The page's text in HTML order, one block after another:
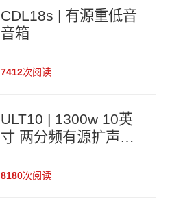
CDL18s | 有源重低音
音箱
7412次阅读
ULT10 | 1300w 10英
寸 两分频有源扩声音
8180次阅读